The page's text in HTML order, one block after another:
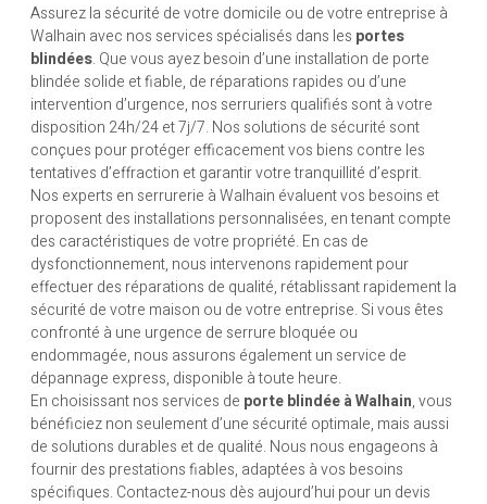
Assurez la sécurité de votre domicile ou de votre entreprise à
Walhain avec nos services spécialisés dans les portes
blindées. Que vous ayez besoin d’une installation de porte
blindée solide et fiable, de réparations rapides ou d’une
intervention d’urgence, nos serruriers qualifiés sont à votre
disposition 24h/24 et 7j/7. Nos solutions de sécurité sont
conçues pour protéger efficacement vos biens contre les
tentatives d’effraction et garantir votre tranquillité d’esprit.
Nos experts en serrurerie à Walhain évaluent vos besoins et
proposent des installations personnalisées, en tenant compte
des caractéristiques de votre propriété. En cas de
dysfonctionnement, nous intervenons rapidement pour
effectuer des réparations de qualité, rétablissant rapidement la
sécurité de votre maison ou de votre entreprise. Si vous êtes
confronté à une urgence de serrure bloquée ou
endommagée, nous assurons également un service de
dépannage express, disponible à toute heure.
En choisissant nos services de porte blindée à Walhain, vous
bénéficiez non seulement d’une sécurité optimale, mais aussi
de solutions durables et de qualité. Nous nous engageons à
fournir des prestations fiables, adaptées à vos besoins
spécifiques. Contactez-nous dès aujourd’hui pour un devis